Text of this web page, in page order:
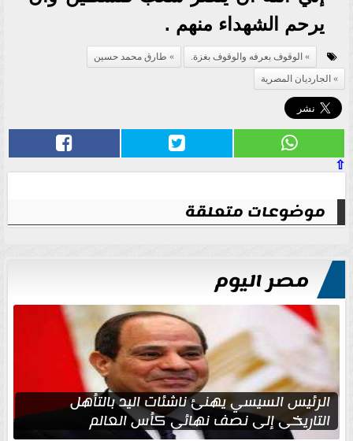
يرحم الشهداء منهم .
الوقوف بعرفه والوقوف بغزة.
طارق محمد حسين
الجارديان المصرية
⇧
موضوعات متعلقة
مصر اليوم
الرئيس السيسي يهنئ ناشئات اليد بالتأهل
التاريخي إلى نصف نهائي كأس العالم